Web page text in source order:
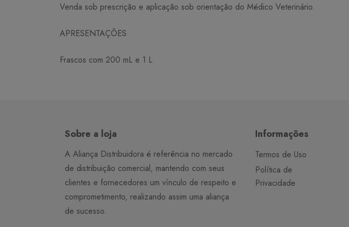
Venda sob prescrição e aplicação sob orientação do Médico Veterinário.
APRESENTAÇÕES
Frascos com 200 mL e 1 L
Sobre a loja
A Aliança Distribuidora é referência no mercado
de distribuição comercial, mantendo com seus
clientes e fornecedores um vínculo de respeito e
comprometimento, realizando assim uma aliança
de sucesso.
Informações
Termos de Uso
Política de
Privacidade